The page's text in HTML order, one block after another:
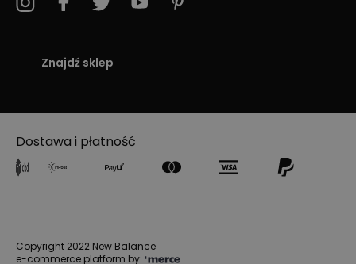
Znajdź sklep
Dostawa i płatność
Copyright 2022 New Balance
e-commerce platform by: